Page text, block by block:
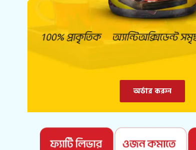
অর্ডার করুন